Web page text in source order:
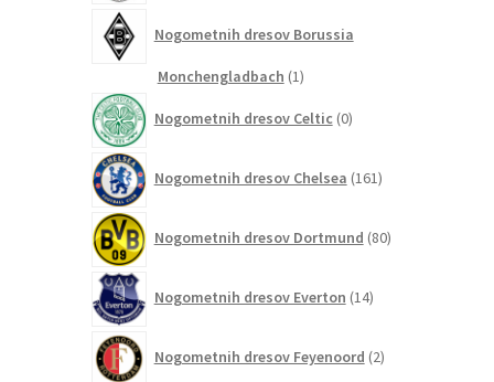
Nogometnih dresov Borussia
Monchengladbach 11
Nogometnih dresov Celtic 0izdelkov
Nogometnih dresov Chelsea 161izdelkov
Nogometnih dresov Dortmund 80izdelkov
Nogometnih dresov Everton 14izdelkov
Nogometnih dresov Feyenoord 2izdelka